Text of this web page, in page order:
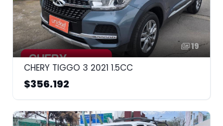
19
CHERY TIGGO 3 2021 1.5CC
$356.192